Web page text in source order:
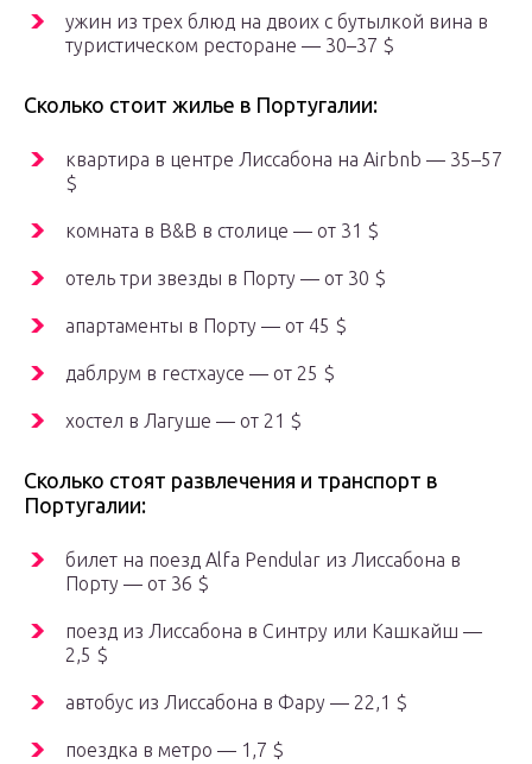
ужин из трех блюд на двоих с бутылкой вина в
туристическом ресторане — 30–37 $
Сколько стоит жилье в Португалии:
квартира в центре Лиссабона на Airbnb — 35–57
$
комната в B&B в столице — от 31 $
отель три звезды в Порту — от 30 $
апартаменты в Порту — от 45 $
даблрум в гестхаусе — от 25 $
хостел в Лагуше — от 21 $
Сколько стоят развлечения и транспорт в
Португалии:
билет на поезд Alfa Pendular из Лиссабона в
Порту — от 36 $
поезд из Лиссабона в Синтру или Кашкайш —
2,5 $
автобус из Лиссабона в Фару — 22,1 $
поездка в метро — 1,7 $